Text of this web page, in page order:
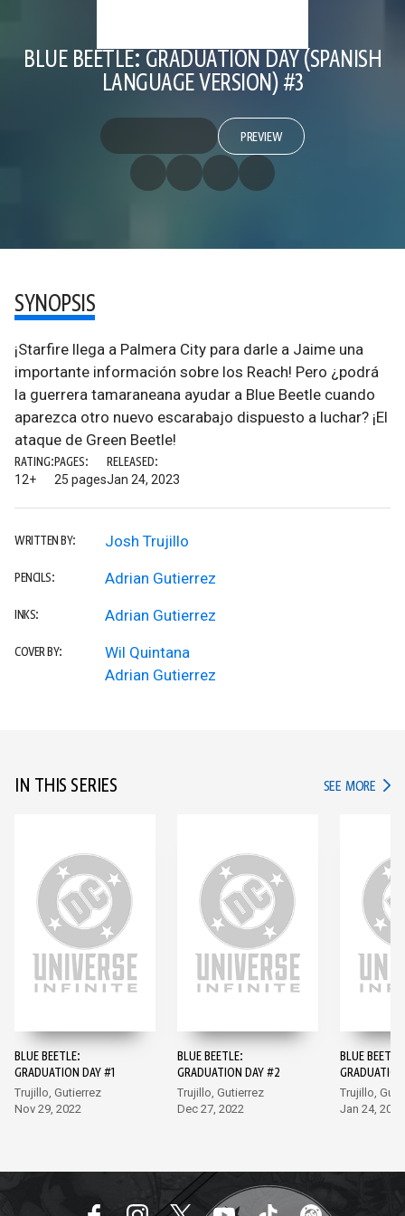
BLUE BEETLE: GRADUATION DAY (SPANISH
LANGUAGE VERSION) #3
PREVIEW
SYNOPSIS
¡Starfire llega a Palmera City para darle a Jaime una
importante información sobre los Reach! Pero ¿podrá
la guerrera tamaraneana ayudar a Blue Beetle cuando
aparezca otro nuevo escarabajo dispuesto a luchar? ¡El
ataque de Green Beetle!
RATING:
12+
PAGES:
25 pages
RELEASED:
Jan 24, 2023
WRITTEN BY: Josh Trujillo
PENCILS: Adrian Gutierrez
INKS: Adrian Gutierrez
COVER BY:
Wil Quintana
Adrian Gutierrez
IN THIS SERIES SEE MORE IN
BLUE BEETLE:
GRADUATION DAY #1
Trujillo, Gutierrez
Nov 29, 2022
BLUE BEETLE:
GRADUATION DAY #2
Trujillo, Gutierrez
Dec 27, 2022
BLUE BEETLE:
Trujillo,
Jan 24, 2023